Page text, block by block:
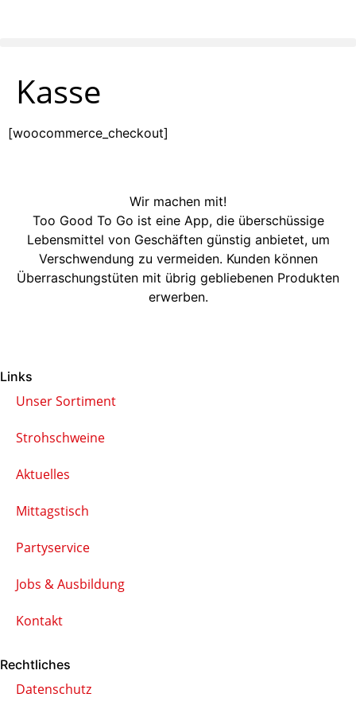
Kasse
[woocommerce_checkout]
Wir machen mit!
Too Good To Go ist eine App, die überschüssige
Lebensmittel von Geschäften günstig anbietet, um
Verschwendung zu vermeiden. Kunden können
Überraschungstüten mit übrig gebliebenen Produkten
erwerben.
Links
Unser Sortiment
Strohschweine
Aktuelles
Mittagstisch
Partyservice
Jobs & Ausbildung
Kontakt
Rechtliches
Datenschutz